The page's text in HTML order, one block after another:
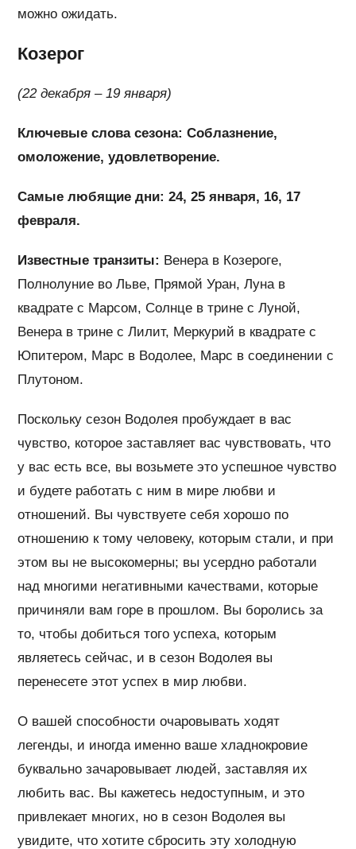
можно ожидать.
Козерог
(22 декабря – 19 января)
Ключевые слова сезона: Соблазнение,
омоложение, удовлетворение.
Самые любящие дни: 24, 25 января, 16, 17
февраля.
Известные транзиты: Венера в Козероге,
Полнолуние во Льве, Прямой Уран, Луна в
квадрате с Марсом, Солнце в трине с Луной,
Венера в трине с Лилит, Меркурий в квадрате с
Юпитером, Марс в Водолее, Марс в соединении с
Плутоном.
Поскольку сезон Водолея пробуждает в вас
чувство, которое заставляет вас чувствовать, что
у вас есть все, вы возьмете это успешное чувство
и будете работать с ним в мире любви и
отношений. Вы чувствуете себя хорошо по
отношению к тому человеку, которым стали, и при
этом вы не высокомерны; вы усердно работали
над многими негативными качествами, которые
причиняли вам горе в прошлом. Вы боролись за
то, чтобы добиться того успеха, которым
являетесь сейчас, и в сезон Водолея вы
перенесете этот успех в мир любви.
О вашей способности очаровывать ходят
легенды, и иногда именно ваше хладнокровие
буквально зачаровывает людей, заставляя их
любить вас. Вы кажетесь недоступным, и это
привлекает многих, но в сезон Водолея вы
увидите, что хотите сбросить эту холодную